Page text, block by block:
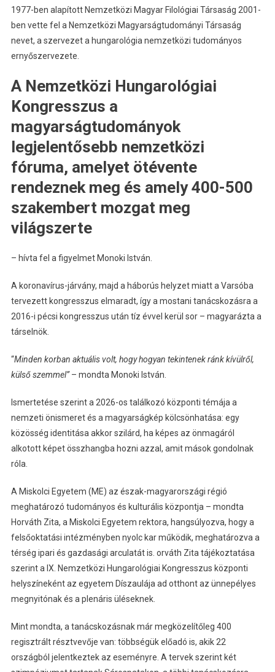
1977-ben alapított Nemzetközi Magyar Filológiai Társaság 2001-
ben vette fel a Nemzetközi Magyarságtudományi Társaság
nevet, a szervezet a hungarológia nemzetközi tudományos
ernyőszervezete.
A Nemzetközi Hungarológiai
Kongresszus a
magyarságtudományok
legjelentősebb nemzetközi
fóruma, amelyet ötévente
rendeznek meg és amely 400-500
szakembert mozgat meg
világszerte
– hívta fel a figyelmet Monoki István.
A koronavírus-járvány, majd a háborús helyzet miatt a Varsóba
tervezett kongresszus elmaradt, így a mostani tanácskozásra a
2016-i pécsi kongresszus után tíz évvel kerül sor – magyarázta a
társelnök.
“Minden korban aktuális volt, hogy hogyan tekintenek ránk kívülről,
külső szemmel”– mondta Monoki István.
Ismertetése szerint a 2026-os találkozó központi témája a
nemzeti önismeret és a magyarságkép kölcsönhatása: egy
közösség identitása akkor szilárd, ha képes az önmagáról
alkotott képet összhangba hozni azzal, amit mások gondolnak
róla.
A Miskolci Egyetem (ME) az észak-magyarországi régió
meghatározó tudományos és kulturális központja – mondta
Horváth Zita, a Miskolci Egyetem rektora, hangsúlyozva, hogy a
felsőoktatási intézményben nyolc kar működik, meghatározva a
térség ipari és gazdasági arculatát is. orváth Zita tájékoztatása
szerint a IX. Nemzetközi Hungarológiai Kongresszus központi
helyszíneként az egyetem Díszaulája ad otthont az ünnepélyes
megnyitónak és a plenáris üléseknek.
Mint mondta, a tanácskozásnak már megközelítőleg 400
regisztrált résztvevője van: többségük előadó is, akik 22
országból jelentkeztek az eseményre. A tervek szerint két